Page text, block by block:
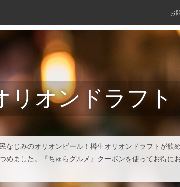
お
リオンドラフト
なじみのオリオンビール！樽生オリオンドラフトが飲
めました。『ちゅらグルメ』クーポンを使ってお得に